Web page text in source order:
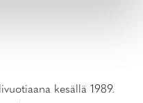
kesällä 1989.